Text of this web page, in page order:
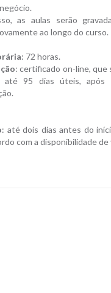
as aulas serão
ao longo do curso.
: 72 horas.
: certificado on-line, que
até 95 dias úteis, após
: até dois dias antes do
com a disponibilidade de